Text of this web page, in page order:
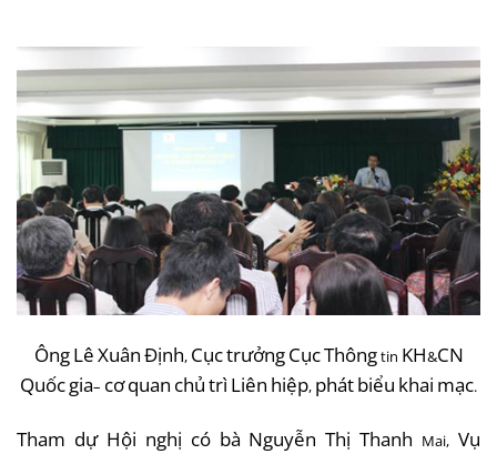
ÔngLêXuânĐịnh, CụctrưởngCụcThôngtin KH&CN
Quốcgia– cơquan chủtrìLiên hiệp, phátbiểu khai mạc.
Tham dự Hội nghị có bà Nguyễn Thị Thanh Mai,Vụ